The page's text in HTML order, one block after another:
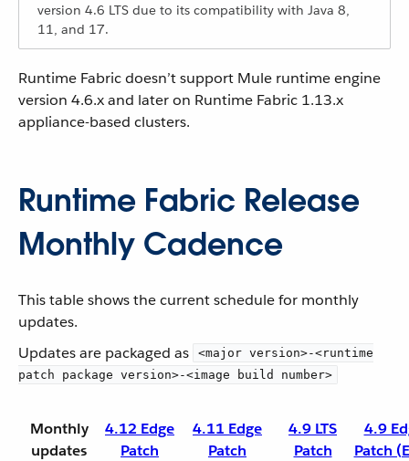
version 4.6 LTS due to its compatibility with Java 8,
11, and 17.
Runtime Fabric doesn’t support Mule runtime engine
version 4.6.x and later on Runtime Fabric 1.13.x
appliance-based clusters.
Runtime Fabric Release
Monthly Cadence
This table shows the current schedule for monthly
updates.
Updates are packaged as
<major version>-<runtime
patch package version>-<image build number>
Monthly
updates
4.12 Edge
Patch
4.11 Edge
Patch
4.9 LTS
Patch
4.9
Patch